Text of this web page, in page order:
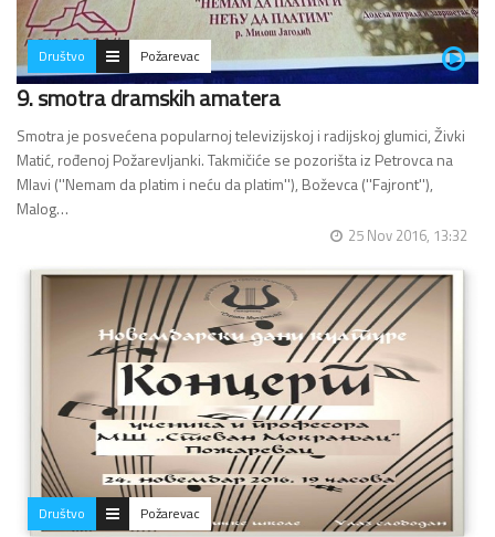
Društvo Požarevac
9. smotra dramskih amatera
Smotra je posvećena popularnoj televizijskoj i radijskoj glumici, Živki
Matić, rođenoj Požarevljanki. Takmičiće se pozorišta iz Petrovca na
Mlavi (''Nemam da platim i neću da platim''), Boževca (''Fajront''),
Malog…
25 Nov 2016, 13:32
Društvo Požarevac